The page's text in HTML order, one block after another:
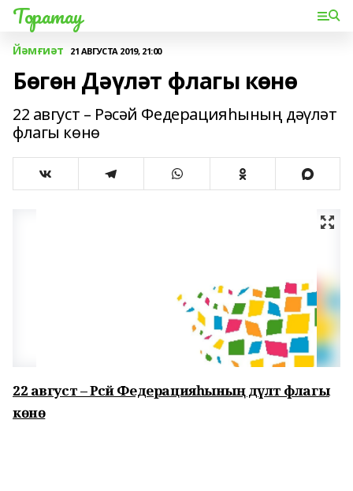
Торатау
Йәмғиәт 21 АВГУСТА 2019, 21:00
Бөгөн Дәүләт флагы көнө
22 август – Рәсәй Федерацияһының дәүләт
флагы көнө
22 август – Рәсәй Федерацияһының дәүләт флагы
көнө